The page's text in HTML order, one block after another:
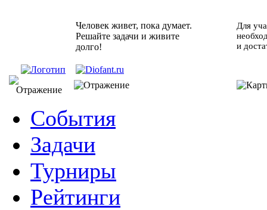
Человек живет, пока думает.
Решайте задачи и живите
долго!
Для
и
События
Задачи
Турниры
Рейтинги